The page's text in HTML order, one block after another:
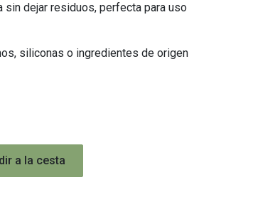
sin dejar residuos, perfecta para uso
siliconas o ingredientes de origen
a la cesta